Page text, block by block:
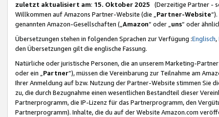
zuletzt aktualisiert am: 15. Oktober 2025 (Derzeitige Partner -
Willkommen auf Amazons Partner-Website (die „Partner-Website
genannten Amazon-Gesellschaften („Amazon“ oder „uns“ oder
Übersetzungen stehen in folgenden Sprachen zur Verfügung :Englisch,
den Übersetzungen gilt die englische Fassung.
Natürliche oder juristische Personen, die an unserem Marketing-
oder ein „Partner“), müssen die Vereinbarung zur Teilnahme am
Ihrer Anmeldung auf bzw. Nutzung der Partner-Website stimmen Sie
zu, die durch Bezugnahme einen wesentlichen Bestandteil dieser
Partnerprogramm, die IP-Lizenz für das Partnerprogramm, den
Partnerprogramm). Inhalte, die du auf der Website Amazon.com